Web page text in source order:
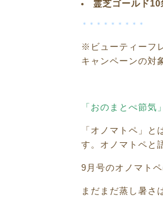
霊芝ゴールド
＊＊＊＊＊＊＊＊＊
※ビューティーフ
キャンペーンの対
「おのまとぺ節
「オノマトペ」
す。 オノマトペと
9月号のオノマト
まだまだ蒸し暑さ